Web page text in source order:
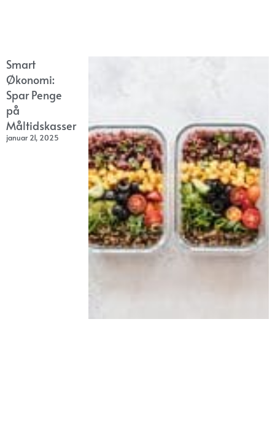
Smart
Økonomi:
Spar Penge
på
Måltidskasser
januar 21, 2025